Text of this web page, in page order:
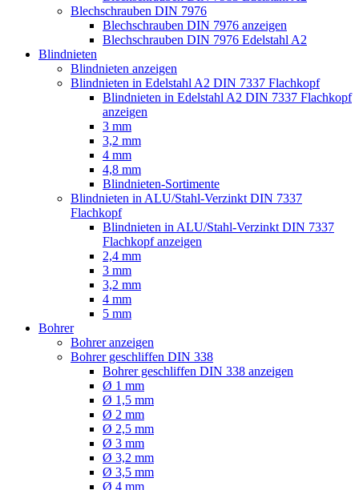
Blechschrauben DIN 7976
Blechschrauben DIN 7976 anzeigen
Blechschrauben DIN 7976 Edelstahl A2
Blindnieten
Blindnieten anzeigen
Blindnieten in Edelstahl A2 DIN 7337 Flachkopf
Blindnieten in Edelstahl A2 DIN 7337 Flachkopf
anzeigen
3 mm
3,2 mm
4 mm
4,8 mm
Blindnieten-Sortimente
Blindnieten in ALU/Stahl-Verzinkt DIN 7337
Flachkopf
Blindnieten in ALU/Stahl-Verzinkt DIN 7337
Flachkopf anzeigen
2,4 mm
3 mm
3,2 mm
4 mm
5 mm
Bohrer
Bohrer anzeigen
Bohrer geschliffen DIN 338
Bohrer geschliffen DIN 338 anzeigen
Ø 1 mm
Ø 1,5 mm
Ø 2 mm
Ø 2,5 mm
Ø 3 mm
Ø 3,2 mm
Ø 3,5 mm
Ø 4 mm